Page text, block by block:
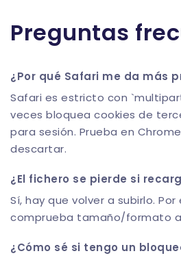
Preguntas
¿Por qué Safari me da más
Safari es estricto con
veces bloquea cookies de
para sesión. Prueba en
descartar.
¿El fichero se pierde si
Sí, hay que volver a subirlo.
comprueba tamaño/formato
¿Cómo sé si tengo un